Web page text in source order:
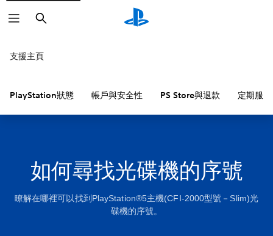
搜
尋
支援主頁
PlayStation狀態 帳戶與安全性 PS Store與退款 定期服務
如何尋找光碟機的序號
瞭解在哪裡可以找到PlayStation®5主機(CFI-2000型號－Slim)光
碟機的序號。